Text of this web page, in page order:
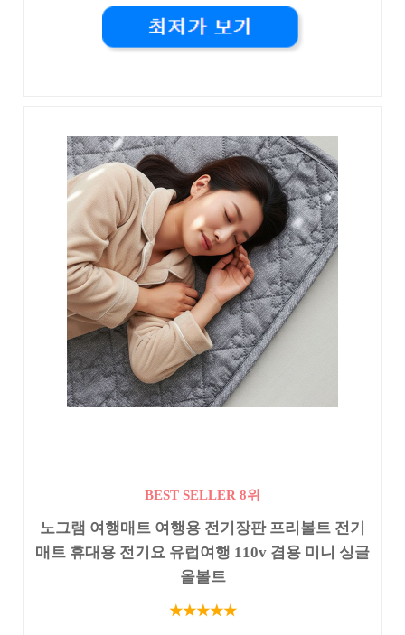
BEST SELLER 8위
노그램 여행매트 여행용 전기장판 프리볼트 전기
매트 휴대용 전기요 유럽여행 110v 겸용 미니 싱글
올볼트
★★★★★